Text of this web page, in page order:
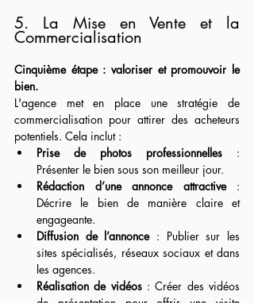
5. La Mise en Vente et la
Commercialisation
Cinquième étape : valoriser et promouvoir le
bien.
L'agence met en place une stratégie de
commercialisation pour attirer des acheteurs
potentiels. Cela inclut :
Prise de photos professionnelles :
Présenter le bien sous son meilleur jour.
Rédaction d’une annonce attractive :
Décrire le bien de manière claire et
engageante.
Diffusion de l’annonce : Publier sur les
sites spécialisés, réseaux sociaux et dans
les agences.
Réalisation de vidéos : Créer des vidéos